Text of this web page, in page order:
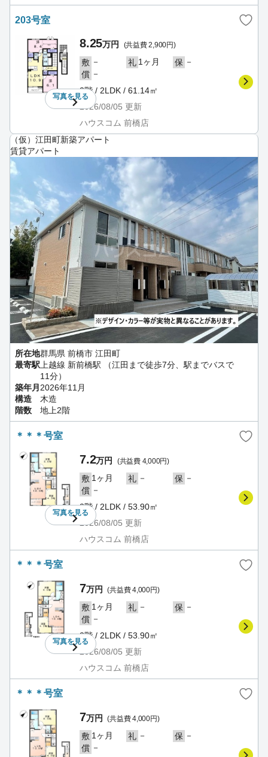
203号室
写真を見る
8.25万円 (共益費 2,900円)
敷 － 礼 1ヶ月 保 －
償 －
2階 / 2LDK / 61.14㎡
2026/08/05 更新
ハウスコム 前橋店
（仮）江田町新築アパート
賃貸アパート
所在地群馬県 前橋市 江田町
最寄駅 上越線 新前橋駅 （江田まで徒歩7分、駅までバスで
11分）
築年月 2026年11月
構造
木造
階数
地上2階
＊＊＊号室
写真を見る
7.2万円 (共益費 4,000円)
敷 1ヶ月 礼 － 保 －
償 －
2階 / 2LDK / 53.90㎡
2026/08/05 更新
ハウスコム 前橋店
＊＊＊号室
写真を見る
7万円 (共益費 4,000円)
敷 1ヶ月 礼 － 保 －
償 －
2階 / 2LDK / 53.90㎡
2026/08/05 更新
ハウスコム 前橋店
＊＊＊号室
7万円 (共益費 4,000円)
敷 1ヶ月 礼 － 保 －
償 －